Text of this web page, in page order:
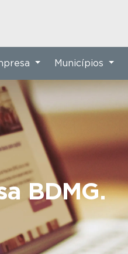
BDMG.
Municípios